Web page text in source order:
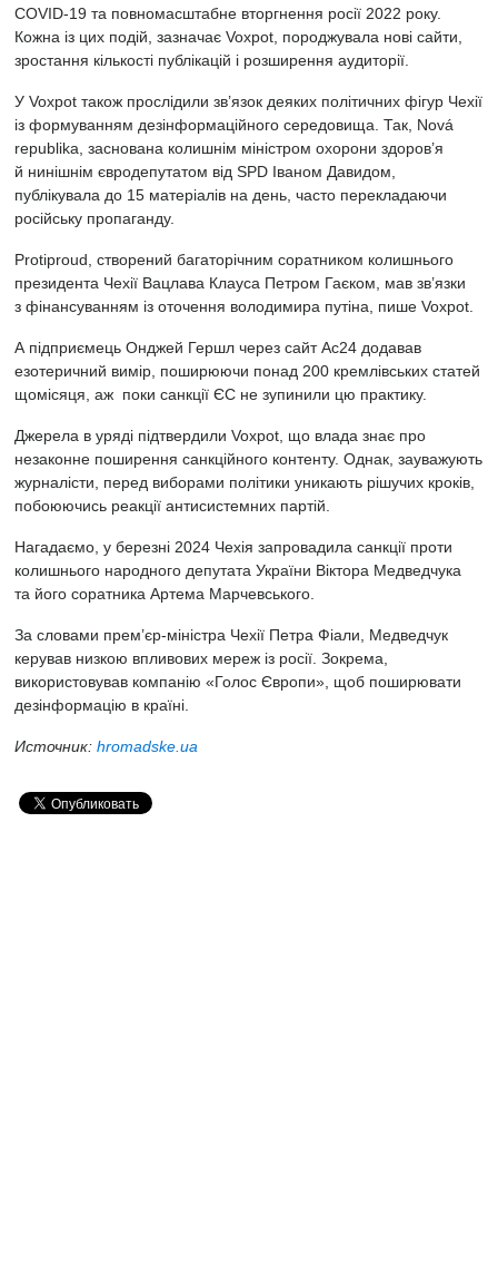
COVID-19 та повномасштабне вторгнення росії 2022 року.
Кожна із цих подій, зазначає Voxpot, породжувала нові сайти,
зростання кількості публікацій і розширення аудиторії.
У Voxpot також прослідили зв’язок деяких політичних фігур Чехії
із формуванням дезінформаційного середовища. Так, Nová
republika, заснована колишнім міністром охорони здоров’я
й нинішнім євродепутатом від SPD Іваном Давидом,
публікувала до 15 матеріалів на день, часто перекладаючи
російську пропаганду.
Protiproud, створений багаторічним соратником колишнього
президента Чехії Вацлава Клауса Петром Гаєком, мав зв’язки
з фінансуванням із оточення володимира путіна, пише Voxpot.
А підприємець Онджей Гершл через сайт Ac24 додавав
езотеричний вимір, поширюючи понад 200 кремлівських статей
щомісяця, аж поки санкції ЄС не зупинили цю практику.
Джерела в уряді підтвердили Voxpot, що влада знає про
незаконне поширення санкційного контенту. Однак, зауважують
журналісти, перед виборами політики уникають рішучих кроків,
побоюючись реакції антисистемних партій.
Нагадаємо, у березні 2024 Чехія запровадила санкції проти
колишнього народного депутата України Віктора Медведчука
та його соратника Артема Марчевського.
За словами прем’єр-міністра Чехії Петра Фіали, Медведчук
керував низкою впливових мереж із росії. Зокрема,
використовував компанію «Голос Європи», щоб поширювати
дезінформацію в країні.
Источник: hromadske.ua